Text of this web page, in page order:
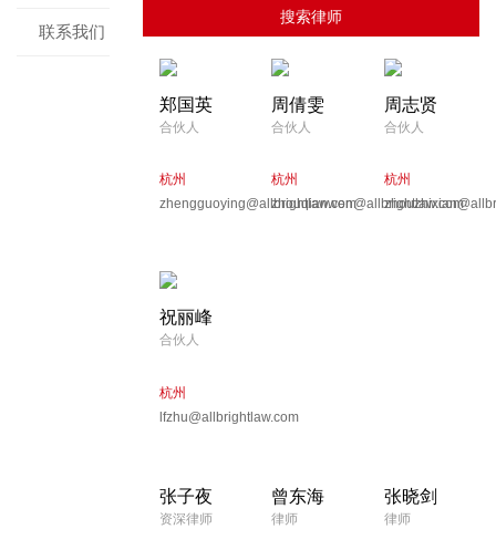
联系我们
郑国英
合伙人
杭州
zhengguoying@allbrightlaw.com
周倩雯
合伙人
杭州
zhouqianwen@allbrightlaw.com
周志贤
合伙人
杭州
祝丽峰
合伙人
杭州
lfzhu@allbrightlaw.com
张子夜
资深律师
曾东海
律师
张晓剑
律师